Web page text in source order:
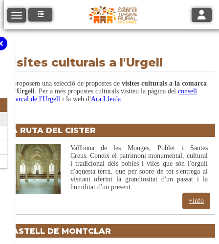
Toggle navigation
Visites culturals a l'Urgell
Us proposem una selecció de propostes de visites culturals a la comarca
de l'Urgell. Per a més propostes culturals visiteu la pàgina del consell
comarcal de l'Urgell i la web d'Ara Lleida.
LA RUTA DEL CISTER
Vallbona de les Monges, Poblet i Santes
Creus. Coneix el patrimoni monumental, cultural
i tradicional dels pobles i viles que són l'orgull
d'aquesta terra, que per sobre de tot s'entrega al
visitant oferint la grandiositat d'un passat i la
humilitat d'un present.
+info
CASTELL DE MONTCLAR